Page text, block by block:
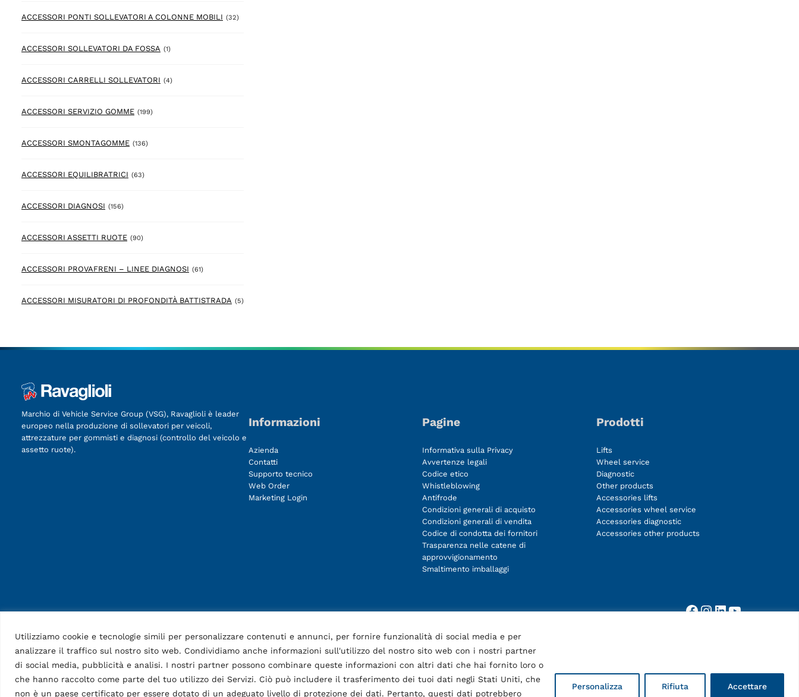
Utilizziamo cookie e tecnologie simili per personalizzare contenuti e annunci, per fornire funzionalità di social media e per
analizzare il traffico sul nostro sito web. Condividiamo anche informazioni sull'utilizzo del nostro sito web con i nostri partner
di social media, pubblicità e analisi. I nostri partner possono combinare queste informazioni con altri dati che hai fornito loro o
che hanno raccolto come parte del tuo utilizzo dei Servizi. Ciò può includere il trasferimento dei tuoi dati negli Stati Uniti, che
non è un paese certificato per essere dotato di un adeguato livello di protezione dei dati. Pertanto, questi dati potrebbero
Personalizza Rifiuta Accettare
ACCESSORI PONTI SOLLEVATORI A COLONNE MOBILI (32)32 prodotto
ACCESSORI SOLLEVATORI DA FOSSA (1)1 prodotto
ACCESSORI CARRELLI SOLLEVATORI (4)4 prodotto
ACCESSORI SERVIZIO GOMME (199)199 prodotto
ACCESSORI SMONTAGOMME (136)136 prodotto
ACCESSORI EQUILIBRATRICI (63)63 prodotto
ACCESSORI DIAGNOSI (156)156 prodotto
ACCESSORI ASSETTI RUOTE (90)90 prodotto
ACCESSORI PROVAFRENI – LINEE DIAGNOSI (61)61 prodotto
ACCESSORI MISURATORI DI PROFONDITÀ BATTISTRADA (5)5 prodotto
Marchio di Vehicle Service Group (VSG), Ravaglioli è leader
europeo nella produzione di sollevatori per veicoli,
attrezzature per gommisti e diagnosi (controllo del veicolo e
assetto ruote).
Informazioni
Azienda
Contatti
Supporto tecnico
Web Order
Marketing Login
Pagine
Informativa sulla Privacy
Avvertenze legali
Codice etico
Whistleblowing
Antifrode
Condizioni generali di acquisto
Condizioni generali di vendita
Codice di condotta dei fornitori
Trasparenza nelle catene di
approvvigionamento
Smaltimento imballaggi
Prodotti
Lifts
Wheel service
Diagnostic
Other products
Accessories lifts
Accessories wheel service
Accessories diagnostic
Accessories other products
Facebook InstagramLinkedIn YouTube